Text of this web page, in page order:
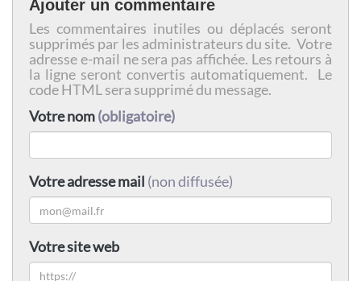
Ajouter un commentaire
Les commentaires inutiles ou déplacés seront
supprimés par les administrateurs du site. Votre
adresse e-mail ne sera pas affichée. Les retours à
la ligne seront convertis automatiquement. Le
code HTML sera supprimé du message.
Votre nom(obligatoire)
Votre adresse mail (non diffusée)
Votre site web